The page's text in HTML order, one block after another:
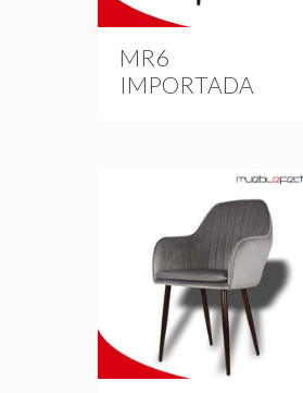
MR6
IMPORTADA